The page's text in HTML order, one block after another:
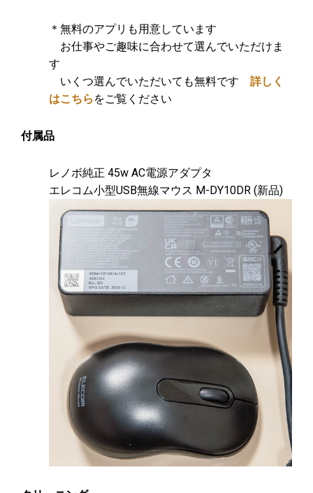
＊無料のアプリも用意しています
お仕事やご趣味に合わせて選んでいただけま
す
いくつ選んでいただいても無料です 詳しく
はこちら をご覧ください
付属品
レノボ純正 45w AC電源アダプタ
エレコム小型USB無線マウス M-DY10DR (新品)